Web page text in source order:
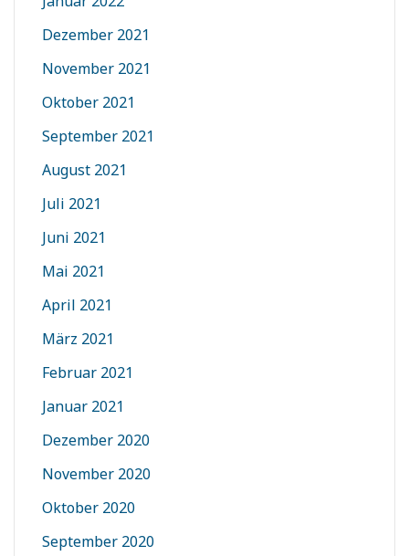
Dezember 2021
November 2021
Oktober 2021
September 2021
August 2021
Juli 2021
Juni 2021
Mai 2021
April 2021
März 2021
Februar 2021
Januar 2021
Dezember 2020
November 2020
Oktober 2020
September 2020